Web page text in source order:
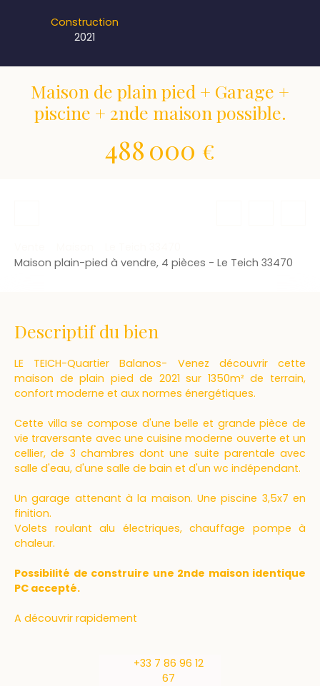
Construction
2021
Maison de plain pied + Garage +
piscine + 2nde maison possible.
488 000 €
Maison plain-pied à vendre, 4 pièces - Le Teich 33470
Descriptif du bien
LE TEICH-Quartier Balanos- Venez découvrir cette
maison de plain pied de 2021 sur 1350m² de terrain,
confort moderne et aux normes énergétiques.
Cette villa se compose d'une belle et grande pièce de
vie traversante avec une cuisine moderne ouverte et un
cellier, de 3 chambres dont une suite parentale avec
salle d'eau, d'une salle de bain et d'un wc indépendant.
Un garage attenant à la maison. Une piscine 3,5x7 en
finition.
Volets roulant alu électriques, chauffage pompe à
chaleur.
Possibilité de construire une 2nde maison identique
PC accepté.
A découvrir rapidement
+33 7 86 96 12
67